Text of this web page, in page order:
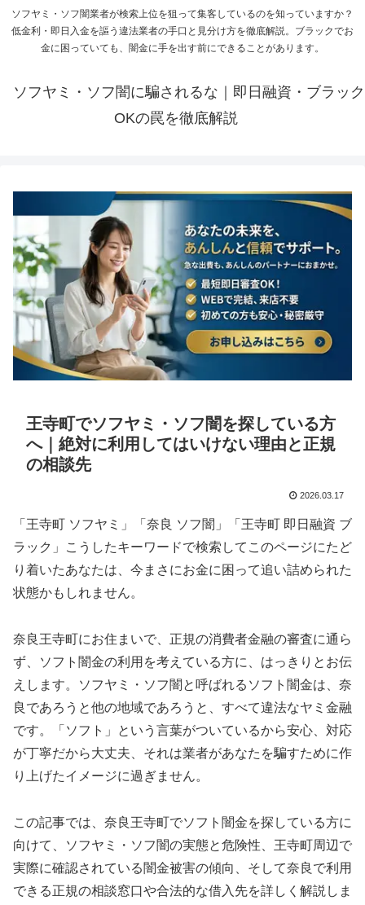
ソフヤミ・ソフ闇業者が検索上位を狙って集客しているのを知っていますか？
低金利・即日入金を謳う違法業者の手口と見分け方を徹底解説。ブラックでお
金に困っていても、闇金に手を出す前にできることがあります。
ソフヤミ・ソフ闇に騙されるな｜即日融資・ブラック
OKの罠を徹底解説
王寺町でソフヤミ・ソフ闇を探している方
へ｜絶対に利用してはいけない理由と正規
の相談先
2026.03.17
「王寺町 ソフヤミ」「奈良 ソフ闇」「王寺町 即日融資 ブ
ラック」こうしたキーワードで検索してこのページにたど
り着いたあなたは、今まさにお金に困って追い詰められた
状態かもしれません。
奈良王寺町にお住まいで、正規の消費者金融の審査に通ら
ず、ソフト闇金の利用を考えている方に、はっきりとお伝
えします。ソフヤミ・ソフ闇と呼ばれるソフト闇金は、奈
良であろうと他の地域であろうと、すべて違法なヤミ金融
です。「ソフト」という言葉がついているから安心、対応
が丁寧だから大丈夫、それは業者があなたを騙すために作
り上げたイメージに過ぎません。
この記事では、奈良王寺町でソフト闇金を探している方に
向けて、ソフヤミ・ソフ闇の実態と危険性、王寺町周辺で
実際に確認されている闇金被害の傾向、そして奈良で利用
できる正規の相談窓口や合法的な借入先を詳しく解説しま